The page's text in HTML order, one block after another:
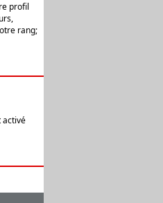
profil
rang;
activé